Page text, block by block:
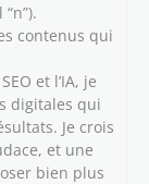
contenus qui
et l’IA, je
digitales qui
Je crois
et une
bien plus